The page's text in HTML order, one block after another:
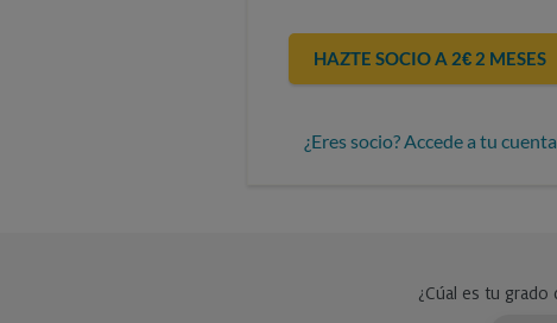
HAZTE SOCIO A 2€ 2 MESES
¿Eres socio? Accede a tu cuenta